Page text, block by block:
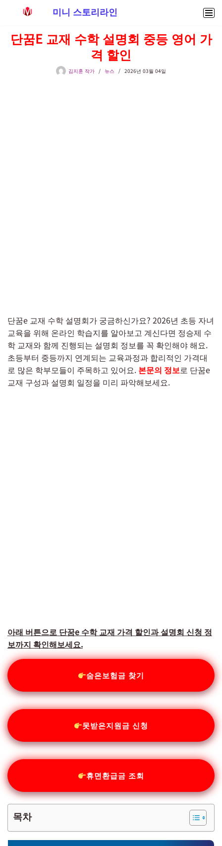
텐
미니 스토리라인
단꿈E 교재 수학 설명회 중등 영어 가
격 할인
김지훈 작가 뉴스 2026년 03월 04일
단꿈e 교재 수학 설명회가 궁금하신가요? 2026년 초등 자녀
교육을 위해 온라인 학습지를 알아보고 계신다면 정승제 수
학 교재와 함께 진행되는 설명회 정보를 꼭 확인해야 해요.
초등부터 중등까지 연계되는 교육과정과 합리적인 가격대
로 많은 학부모들이 주목하고 있어요. 본문의 정보로 단꿈e
교재 구성과 설명회 일정을 미리 파악해보세요.
아래 버튼으로 단꿈e 수학 교재 가격 할인과 설명회 신청 정
보까지 확인해보세요.
숨은보험금 찾기
못받은지원금 신청
휴면환급금 조회
목차